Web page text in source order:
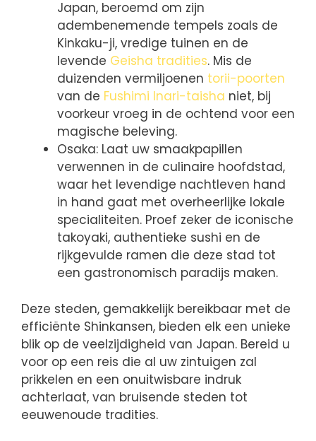
Japan, beroemd om zijn
adembenemende tempels zoals de
Kinkaku-ji, vredige tuinen en de
levende Geisha tradities. Mis de
duizenden vermiljoenen torii-poorten
van de Fushimi Inari-taisha niet, bij
voorkeur vroeg in de ochtend voor een
magische beleving.
Osaka: Laat uw smaakpapillen
verwennen in de culinaire hoofdstad,
waar het levendige nachtleven hand
in hand gaat met overheerlijke lokale
specialiteiten. Proef zeker de iconische
takoyaki, authentieke sushi en de
rijkgevulde ramen die deze stad tot
een gastronomisch paradijs maken.
Deze steden, gemakkelijk bereikbaar met de
efficiënte Shinkansen, bieden elk een unieke
blik op de veelzijdigheid van Japan. Bereid u
voor op een reis die al uw zintuigen zal
prikkelen en een onuitwisbare indruk
achterlaat, van bruisende steden tot
eeuwenoude tradities.